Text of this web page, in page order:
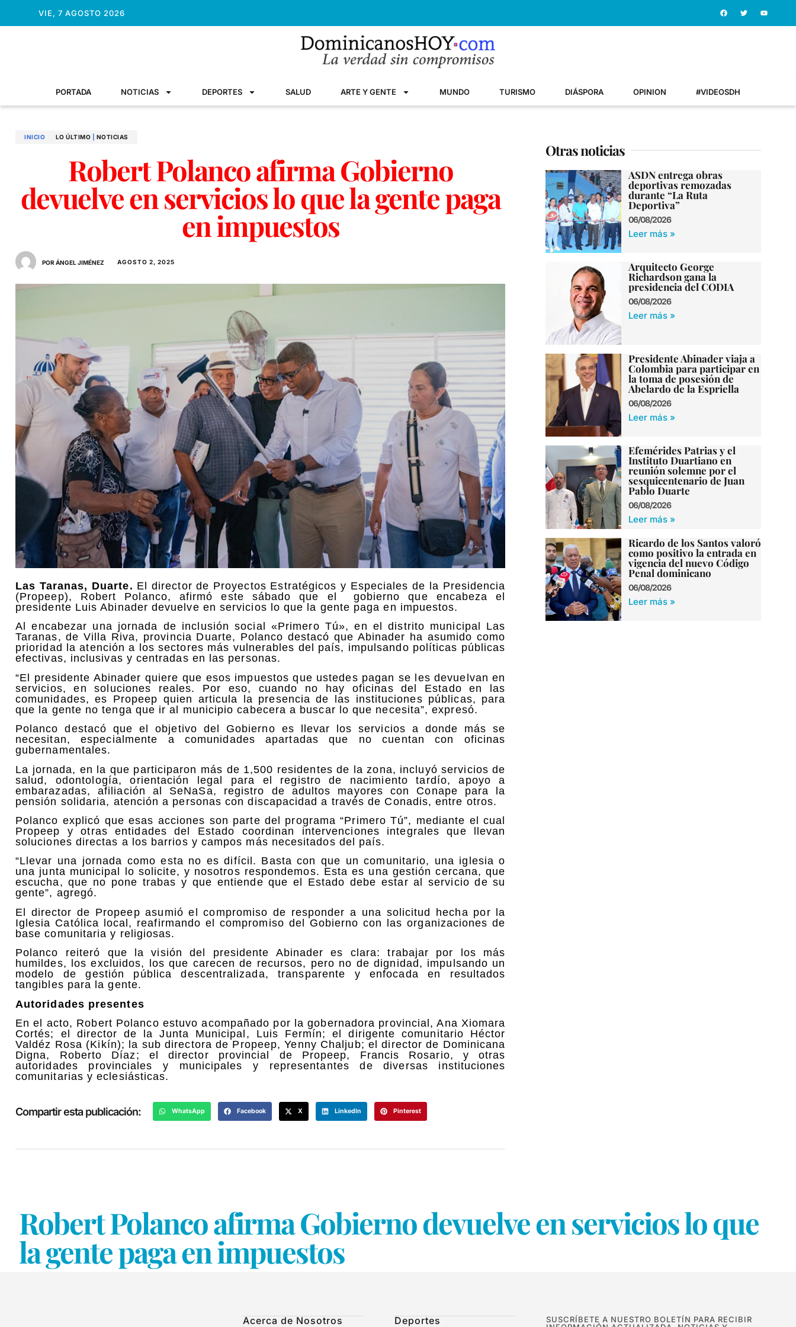
VIE, 7 AGOSTO 2026
PORTADA NOTICIAS DEPORTES SALUD ARTE Y GENTE MUNDO TURISMO DIÁSPORA OPINION #VIDEOSDH
INICIO LO ÚLTIMO NOTICIAS
Robert Polanco afirma Gobierno
devuelve en servicios lo que la gente paga
en impuestos
POR ÁNGEL JIMÉNEZ AGOSTO 2, 2025
Las Taranas, Duarte. El director de Proyectos Estratégicos y Especiales de la Presidencia
(Propeep), Robert Polanco, afirmó este sábado que el gobierno que encabeza el
presidente Luis Abinader devuelve en servicios lo que la gente paga en impuestos.
Al encabezar una jornada de inclusión social «Primero Tú», en el distrito municipal Las
Taranas, de Villa Riva, provincia Duarte, Polanco destacó que Abinader ha asumido como
prioridad la atención a los sectores más vulnerables del país, impulsando políticas públicas
efectivas, inclusivas y centradas en las personas.
“El presidente Abinader quiere que esos impuestos que ustedes pagan se les devuelvan en
servicios, en soluciones reales. Por eso, cuando no hay oficinas del Estado en las
comunidades, es Propeep quien articula la presencia de las instituciones públicas, para
que la gente no tenga que ir al municipio cabecera a buscar lo que necesita”, expresó.
Polanco destacó que el objetivo del Gobierno es llevar los servicios a donde más se
necesitan, especialmente a comunidades apartadas que no cuentan con oficinas
gubernamentales.
La jornada, en la que participaron más de 1,500 residentes de la zona, incluyó servicios de
salud, odontología, orientación legal para el registro de nacimiento tardío, apoyo a
embarazadas, afiliación al SeNaSa, registro de adultos mayores con Conape para la
pensión solidaria, atención a personas con discapacidad a través de Conadis, entre otros.
Polanco explicó que esas acciones son parte del programa “Primero Tú”, mediante el cual
Propeep y otras entidades del Estado coordinan intervenciones integrales que llevan
soluciones directas a los barrios y campos más necesitados del país.
“Llevar una jornada como esta no es difícil. Basta con que un comunitario, una iglesia o
una junta municipal lo solicite, y nosotros respondemos. Esta es una gestión cercana, que
escucha, que no pone trabas y que entiende que el Estado debe estar al servicio de su
gente”, agregó.
El director de Propeep asumió el compromiso de responder a una solicitud hecha por la
Iglesia Católica local, reafirmando el compromiso del Gobierno con las organizaciones de
base comunitaria y religiosas.
Polanco reiteró que la visión del presidente Abinader es clara: trabajar por los más
humildes, los excluidos, los que carecen de recursos, pero no de dignidad, impulsando un
modelo de gestión pública descentralizada, transparente y enfocada en resultados
tangibles para la gente.
Autoridades presentes
En el acto, Robert Polanco estuvo acompañado por la gobernadora provincial, Ana Xiomara
Cortés; el director de la Junta Municipal, Luis Fermín; el dirigente comunitario Héctor
Valdéz Rosa (Kikín); la sub directora de Propeep, Yenny Chaljub; el director de Dominicana
Digna, Roberto Díaz; el director provincial de Propeep, Francis Rosario, y otras
autoridades provinciales y municipales y representantes de diversas instituciones
comunitarias y eclesiásticas.
Compartir esta publicación: WhatsApp Facebook X LinkedIn Pinterest
Otras noticias
ASDN entrega obras
deportivas remozadas
durante “La Ruta
Deportiva”
06/08/2026
Leer más »
Arquitecto George
Richardson gana la
presidencia del CODIA
06/08/2026
Leer más »
Presidente Abinader viaja a
Colombia para participar en
la toma de posesión de
Abelardo de la Espriella
06/08/2026
Leer más »
Efemérides Patrias y el
Instituto Duartiano en
reunión solemne por el
sesquicentenario de Juan
Pablo Duarte
06/08/2026
Leer más »
Ricardo de los Santos valoró
como positivo la entrada en
vigencia del nuevo Código
Penal dominicano
06/08/2026
Leer más »
Robert Polanco afirma Gobierno devuelve en servicios lo que
la gente paga en impuestos
Acerca de Nosotros Deportes
SUSCRÍBETE A NUESTRO BOLETÍN PARA RECIBIR